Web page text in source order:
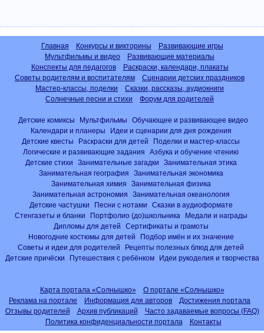
Главная Конкурсы и викторины
Развивающие игры
Мультфильмы и видео
Развивающие материалы
Конспекты для педагогов
Раскраски, календари, плакаты
Советы родителям и воспитателям
Сценарии детских праздников
Мастер-классы, поделки
Сказки, рассказы, аудиокниги
Солнечные песни и стихи
Форум для родителей
Детские комиксы Мультфильмы
Обучающее и развивающее видео
Календари и планеры
Идеи и сценарии для дня рождения
Детские квесты
Раскраски для детей
Поделки и мастер-классы
Логические и развивающие задания
Азбука и обучение чтению
Детские стихи
Занимательные загадки
Занимательная этика
Занимательная география
Занимательная экономика
Занимательная химия
Занимательная физика
Занимательная астрономия
Занимательная океанология
Детские частушки
Песни с нотами
Сказки в аудиоформате
Стенгазеты и бланки
Портфолио (до)школьника
Медали и награды
Дипломы для детей
Сертификаты и грамоты
Новогодние костюмы для детей
Подбор имён и их значение
Советы и идеи для родителей
Рецепты полезных блюд для детей
Детские причёски
Путешествия с ребёнком Идеи рукоделия и творчества
Карта портала «Солнышко»
О портале «Солнышко»
Реклама на портале
Информация для авторов
Достижения портала
Отзывы родителей
Архив публикаций
Часто задаваемые вопросы (FAQ)
Политика конфиденциальности портала
Контакты